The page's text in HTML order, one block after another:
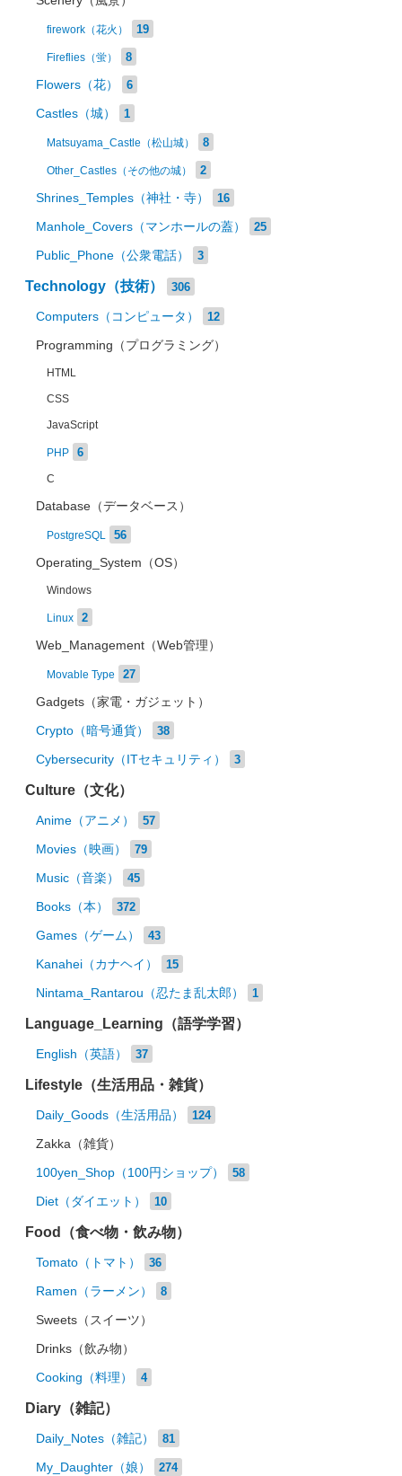
firework（花火） 19
Fireflies（蛍） 8
Flowers（花） 6
Castles（城） 1
Matsuyama_Castle（松山城） 8
Other_Castles（その他の城） 2
Shrines_Temples（神社・寺） 16
Manhole_Covers（マンホールの蓋） 25
Public_Phone（公衆電話） 3
Technology（技術） 306
Computers（コンピュータ） 12
Programming（プログラミング）
HTML
CSS
JavaScript
PHP 6
C
Database（データベース）
PostgreSQL 56
Operating_System（OS）
Windows
Linux 2
Web_Management（Web管理）
Movable Type 27
Gadgets（家電・ガジェット）
Crypto（暗号通貨） 38
Cybersecurity（ITセキュリティ） 3
Culture（文化）
Anime（アニメ） 57
Movies（映画） 79
Music（音楽） 45
Books（本） 372
Games（ゲーム） 43
Kanahei（カナヘイ） 15
Nintama_Rantarou（忍たま乱太郎） 1
Language_Learning（語学学習）
English（英語） 37
Lifestyle（生活用品・雑貨）
Daily_Goods（生活用品） 124
Zakka（雑貨）
100yen_Shop（100円ショップ） 58
Diet（ダイエット） 10
Food（食べ物・飲み物）
Tomato（トマト） 36
Ramen（ラーメン） 8
Sweets（スイーツ）
Drinks（飲み物）
Cooking（料理） 4
Diary（雑記）
Daily_Notes（雑記） 81
My_Daughter（娘） 274